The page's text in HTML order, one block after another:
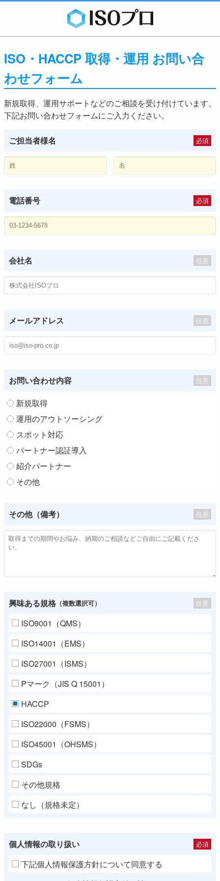
ISO・HACCP 取得・運用 お問い合
わせフォーム
新規取得、運用サポートなどのご相談を受け付けています。
下記お問い合わせフォームにご入力ください。
ご担当者様名 必須
電話番号 必須
会社名 任意
メールアドレス 任意
お問い合わせ内容 任意
新規取得
運用のアウトソーシング
スポット対応
パートナー認証導入
紹介パートナー
その他
その他（備考） 任意
興味ある規格 （複数選択可） 任意
ISO9001（QMS）
ISO14001（EMS）
ISO27001（ISMS）
Pマーク（JIS Q 15001）
HACCP
ISO22000（FSMS）
ISO45001（OHSMS）
SDGs
その他規格
なし（規格未定）
個人情報の取り扱い 必須
下記個人情報保護方針について同意する